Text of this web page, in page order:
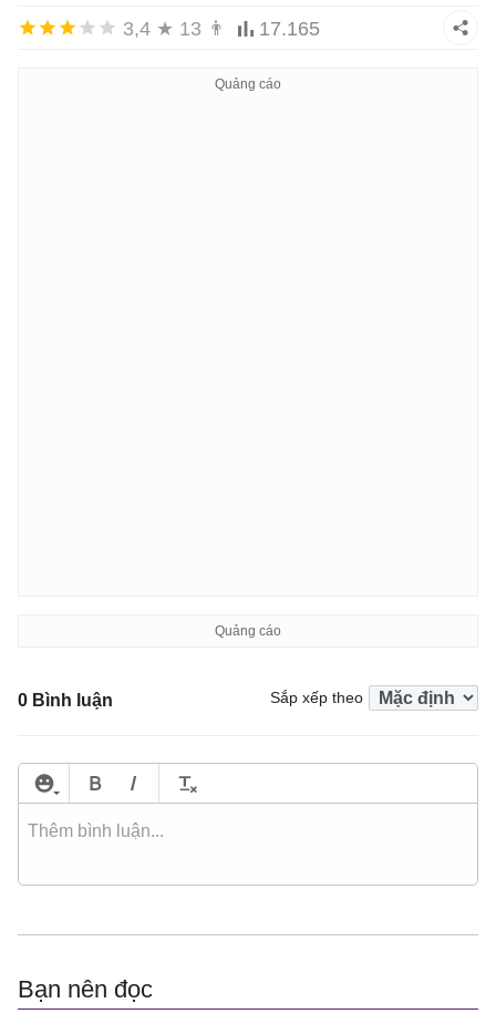
3,4 ★ 13 👨 17.165
0 Bình luận Sắp xếp theo
Bạn nên đọc